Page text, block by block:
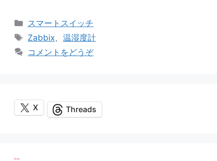
カ
テ
リ
スマートスイッチ
タ
Zabbix、温湿度計
コメントをどうぞ
X Threads